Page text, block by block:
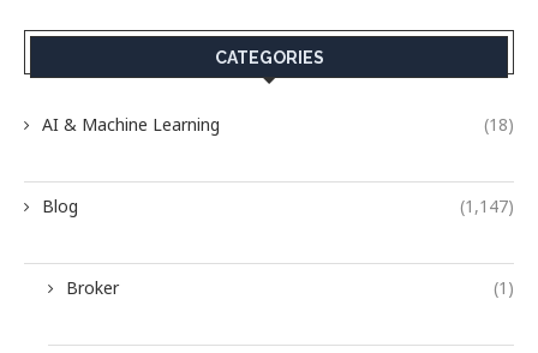
CATEGORIES
AI & Machine Learning (18)
Blog (1,147)
Broker (1)